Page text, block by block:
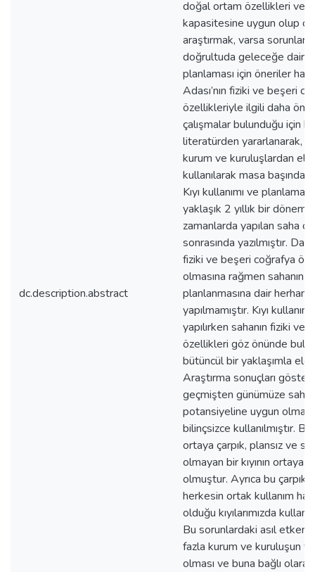
dc.description.abstract
doğal ortam özellikleri ve
kapasitesine uygun olup
araştırmak, varsa
doğrultuda geleceğe dair
planlaması için öneriler
Adası’nın fiziki ve beşeri
özellikleriyle ilgili daha önce
çalışmalar bulunduğu için bu
literatürden yararlanarak,
kurum ve kuruluşlardan
kullanılarak masa
Kıyı kullanımı ve
yaklaşık 2 yıllık bir dönem
zamanlarda yapılan saha
sonrasında yazılmıştır.
fiziki ve beşeri coğrafya
olmasına rağmen sahanın
planlanmasına dair
yapılmamıştır. Kıyı
yapılırken sahanın fiziki ve
özellikleri göz önünde
bütüncül bir yaklaşımla ele
Araştırma sonuçları
geçmişten günümüze
potansiyeline uygun
bilinçsizce kullanılmıştır. Bu
ortaya çarpık, plansız ve
olmayan bir kıyının ortaya
olmuştur. Ayrıca bu
herkesin ortak kullanım
olduğu kıyılarımızda
Bu sorunlardaki asıl etken
fazla kurum ve kuruluşun
olması ve buna bağlı olarak